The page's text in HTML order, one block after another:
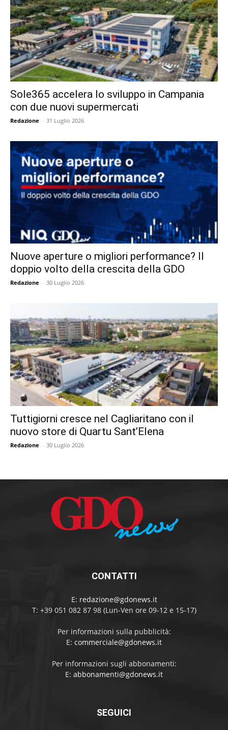
Sole365 accelera lo sviluppo in Campania
con due nuovi supermercati
Redazione - 31 Luglio 2026
Nuove aperture o migliori performance? Il
doppio volto della crescita della GDO
Redazione - 30 Luglio 2026
Tuttigiorni cresce nel Cagliaritano con il
nuovo store di Quartu Sant’Elena
Redazione - 30 Luglio 2026
CONTATTI
E: redazione@gdonews.it
T: +39 051 082 87 98 (Lun-Ven ore 09-12 e 15-17)
Per informazioni sulla pubblicità:
E: commerciale@gdonews.it
Per informazioni sugli abbonamenti:
E: abbonamenti@gdonews.it
SEGUICI